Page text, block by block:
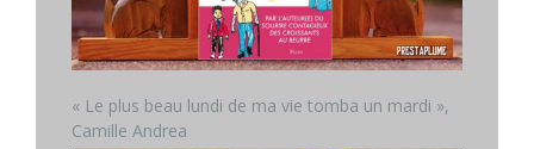
« Le plus beau lundi de ma vie tomba un mardi »,
Camille Andrea